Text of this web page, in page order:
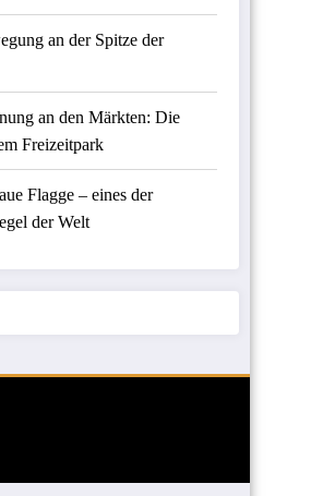
an der Spitze der
an den Märkten: Die
Freizeitpark
Flagge – eines der
der Welt